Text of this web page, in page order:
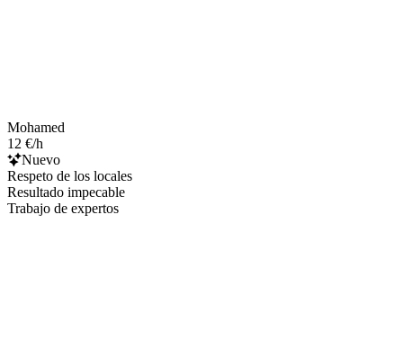
Mohamed
12 €/h
Nuevo
Respeto de los locales
Resultado impecable
Trabajo de expertos